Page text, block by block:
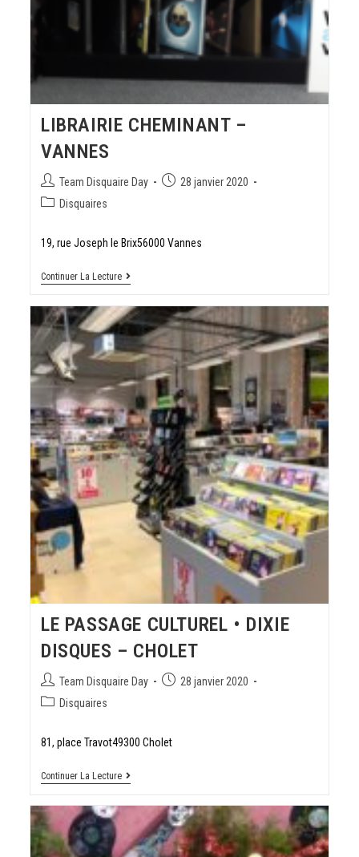
LIBRAIRIE CHEMINANT –
VANNES
Team Disquaire Day
28 janvier 2020
Disquaires
19, rue Joseph le Brix56000 Vannes
Continuer La Lecture
LE PASSAGE CULTUREL • DIXIE
DISQUES – CHOLET
Team Disquaire Day
28 janvier 2020
Disquaires
81, place Travot49300 Cholet
Continuer La Lecture